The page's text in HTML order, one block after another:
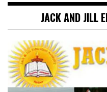
JACK AND JILL